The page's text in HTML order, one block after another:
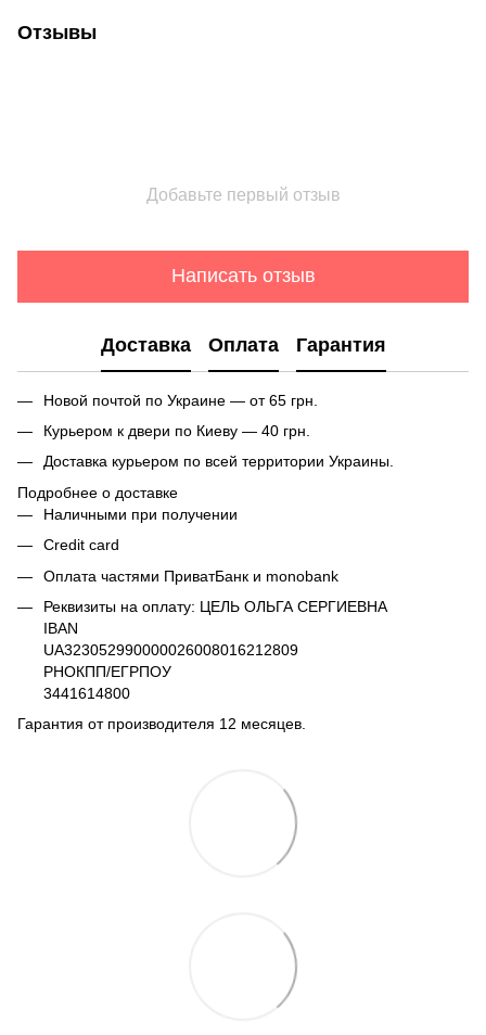
Отзывы
Добавьте первый отзыв
Написать отзыв
Доставка Оплата Гарантия
Новой почтой по Украине — от 65 грн.
Курьером к двери по Киеву — 40 грн.
Доставка курьером по всей территории Украины.
Подробнее о доставке
Наличными при получении
Credit card
Оплата частями ПриватБанк и monobank
Реквизиты на оплату: ЦЕЛЬ ОЛЬГА СЕРГИЕВНА
IBAN
UA323052990000026008016212809
РНОКПП/ЕГРПОУ
3441614800
Гарантия от производителя 12 месяцев.